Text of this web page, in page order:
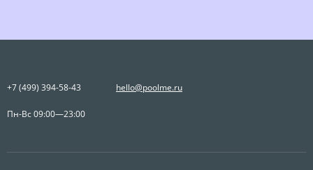
+7 (499) 394-58-43 hello@poolme.ru
Пн-Вс 09:00—23:00